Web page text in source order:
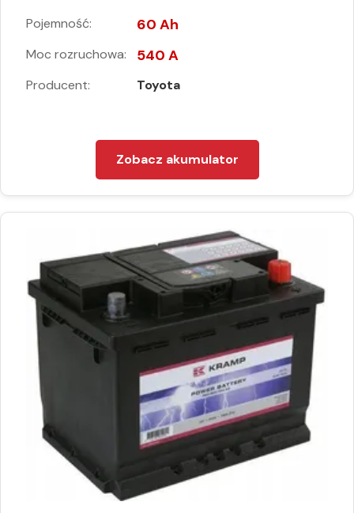
Pojemność: 60 Ah
Moc rozruchowa: 540 A
Producent: Toyota
Zobacz akumulator